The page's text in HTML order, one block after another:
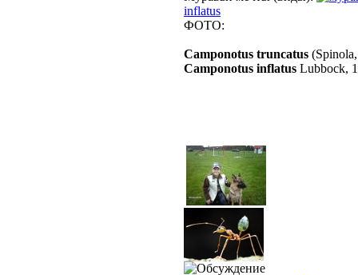
inflatus
ФОТО:
Camponotus truncatus
Camponotus inflatus Lubbock,